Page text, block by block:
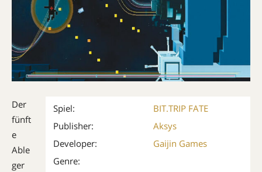
Spiel:
BIT.TRIP FATE
Publisher:
Aksys
Developer:
Gaijin Games
Genre:
Der
fünft
e
Able
ger